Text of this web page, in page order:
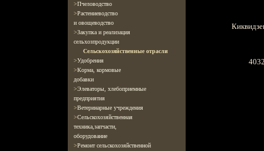
>Пчеловодство
>Растениеводство
и овощеводство
>Закупка и реализация
сельхозпродукции
Сельскохозяйственные отрасли
>Удобрения
>Корма, кормовые
добавки
>Элеваторы, хлебоприемные
предприятия
>Ветеринарные учреждения
>Сельскохозяйственная
техника,запчасти,
оборудование
>Ремонт сельскохозяйственной